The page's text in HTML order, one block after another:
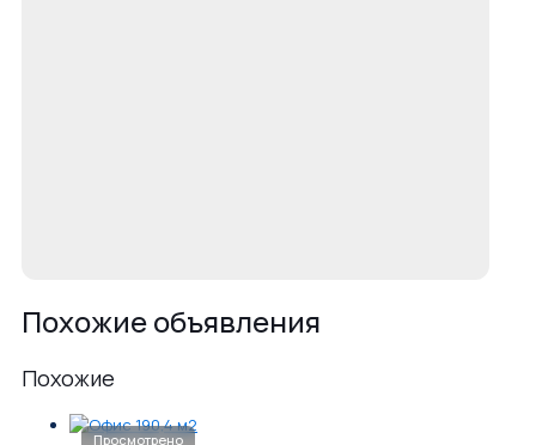
Похожие объявления
Похожие